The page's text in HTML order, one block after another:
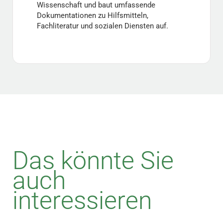
Wissenschaft und baut umfassende
Dokumentationen zu Hilfsmitteln,
Fachliteratur und sozialen Diensten auf.
Das könnte Sie
auch
interessieren